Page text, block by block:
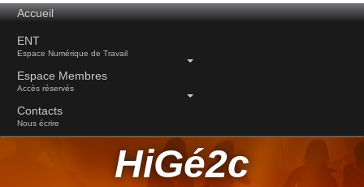
Accueil
ENT
Espace Numérique de Travail
Espace Membres
Accès réservés
Contacts
Nous écrire
HiGé2c